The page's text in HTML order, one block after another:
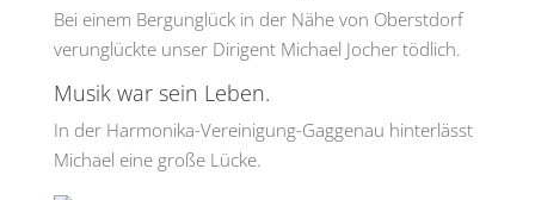
Bei einem Bergunglück in der Nähe von Oberstdorf
verunglückte unser Dirigent Michael Jocher tödlich.
Musik war sein Leben.
In der Harmonika-Vereinigung-Gaggenau hinterlässt
Michael eine große Lücke.